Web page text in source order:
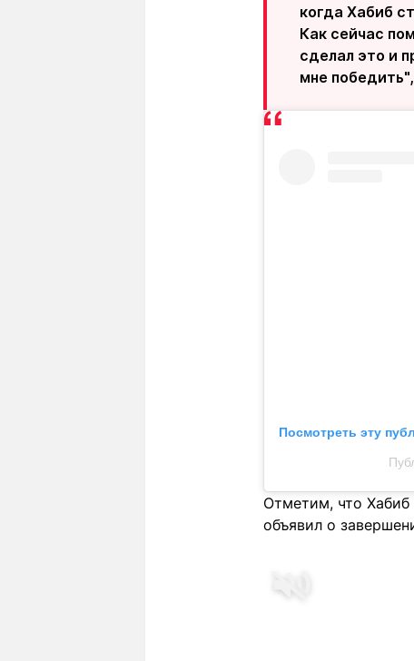
когда Хабиб
Как сейчас
сделал это и
мне
Посмотреть эту
Отметим, что
объявил о